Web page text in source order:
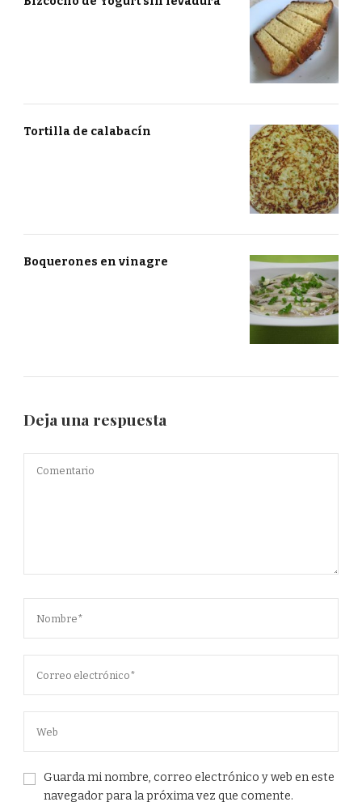
Tortilla de calabacín
Boquerones en vinagre
Deja una respuesta
Guarda mi nombre, correo electrónico y web en este
navegador para la próxima vez que comente.